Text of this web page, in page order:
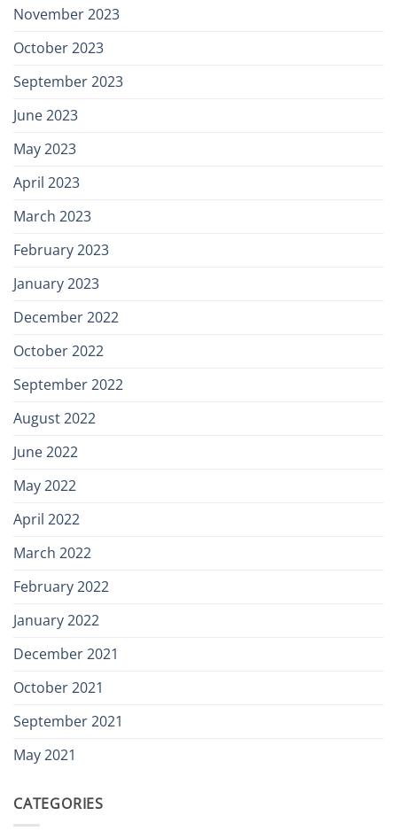
November 2023
October 2023
September 2023
June 2023
May 2023
April 2023
March 2023
February 2023
January 2023
December 2022
October 2022
September 2022
August 2022
June 2022
May 2022
April 2022
March 2022
February 2022
January 2022
December 2021
October 2021
September 2021
May 2021
CATEGORIES